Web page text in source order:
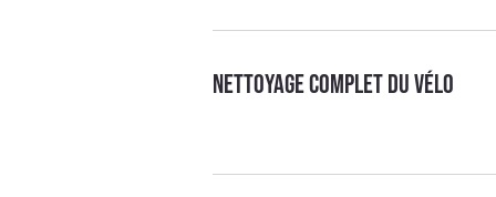
Nettoyage complet du vélo